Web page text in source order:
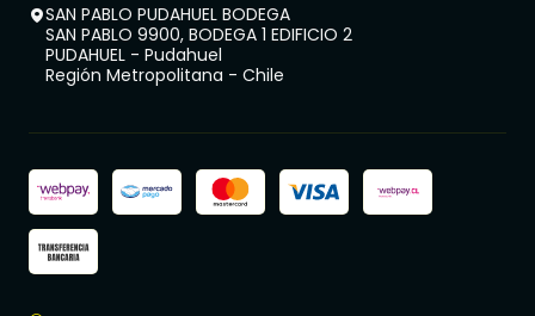
SAN PABLO PUDAHUEL BODEGA
SAN PABLO 9900, BODEGA 1 EDIFICIO 2
PUDAHUEL - Pudahuel
Región Metropolitana - Chile